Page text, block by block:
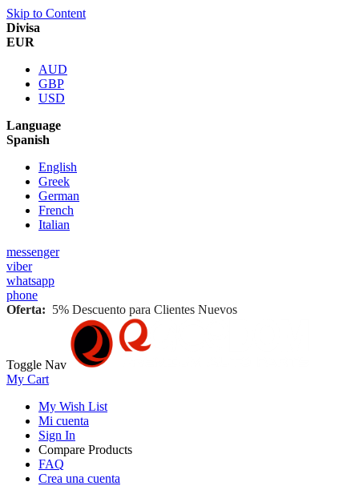
Skip to Content
Divisa
EUR
AUD
GBP
USD
Language
Spanish
English
Greek
German
French
Italian
messenger
viber
whatsapp
phone
Oferta: 5% Descuento para Clientes Nuevos
Toggle Nav
My Cart
My Wish List
Mi cuenta
Sign In
Compare Products
FAQ
Crea una cuenta